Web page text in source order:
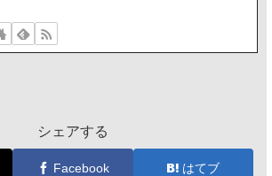
シェアする
Facebook はてブ